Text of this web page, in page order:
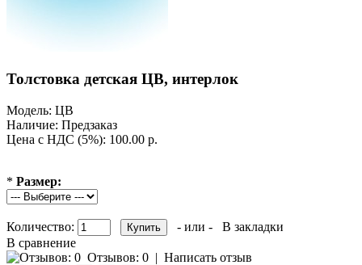
Толстовка детская ЦВ, интерлок
Модель: ЦВ
Наличие: Предзаказ
Цена с НДС (5%): 100.00 р.
* Размер:
Количество: - или -
В закладки
В сравнение
Отзывов: 0 | Написать отзыв